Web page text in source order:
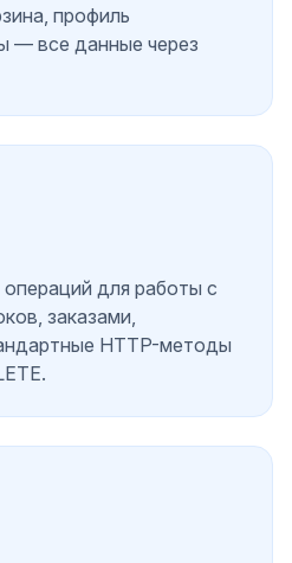
профиль
— все данные через
для работы с
заказами,
HTTP-методы